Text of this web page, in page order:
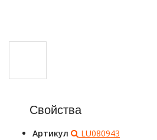
Свойства
Артикул
LU080943